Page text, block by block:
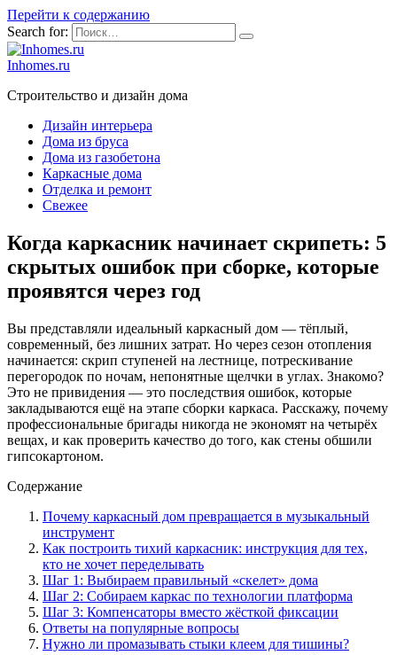
Перейти к содержанию
Search for:
Inhomes.ru
Строительство и дизайн дома
Дизайн интерьера
Дома из бруса
Дома из газобетона
Каркасные дома
Отделка и ремонт
Свежее
Когда каркасник начинает скрипеть: 5
скрытых ошибок при сборке, которые
проявятся через год
Вы представляли идеальный каркасный дом — тёплый,
современный, без лишних затрат. Но через сезон отопления
начинается: скрип ступеней на лестнице, потрескивание
перегородок по ночам, непонятные щелчки в углах. Знакомо?
Это не привидения — это последствия ошибок, которые
закладываются ещё на этапе сборки каркаса. Расскажу, почему
профессиональные бригады никогда не экономят на четырёх
вещах, и как проверить качество до того, как стены обшили
гипсокартоном.
Содержание
Почему каркасный дом превращается в музыкальный
инструмент
Как построить тихий каркасник: инструкция для тех,
кто не хочет переделывать
Шаг 1: Выбираем правильный «скелет» дома
Шаг 2: Собираем каркас по технологии платформа
Шаг 3: Компенсаторы вместо жёсткой фиксации
Ответы на популярные вопросы
Нужно ли промазывать стыки клеем для тишины?